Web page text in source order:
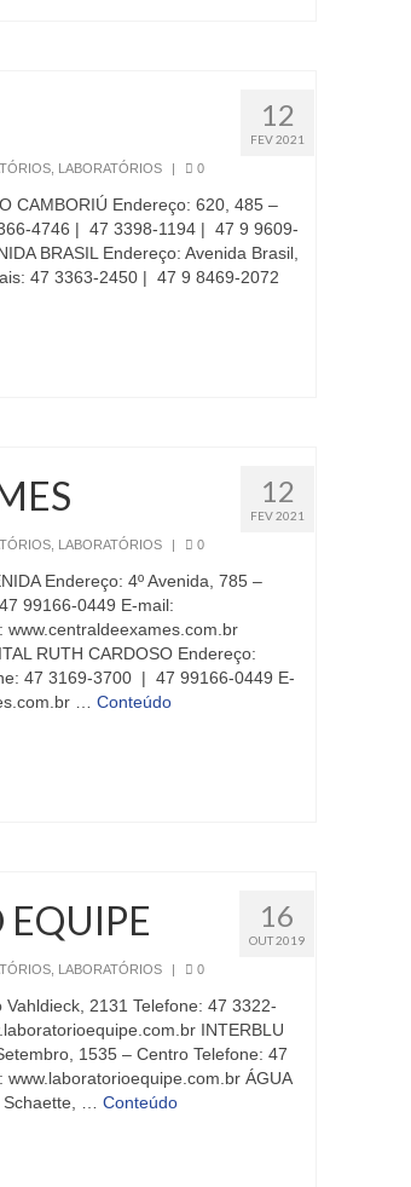
12
FEV 2021
, LABORATÓRIOS | 0
CAMBORIÚ Endereço: 620, 485 –
4746 | 47 3398-1194 | 47 9 9609-
BRASIL Endereço: Avenida Brasil,
47 3363-2450 | 47 9 8469-2072
12
FEV 2021
, LABORATÓRIOS | 0
Endereço: 4º Avenida, 785 –
99166-0449 E-mail:
RUTH CARDOSO Endereço:
47 3169-3700 | 47 99166-0449 E-
… Conteúdo
16
OUT 2019
, LABORATÓRIOS | 0
2131 Telefone: 47 3322-
INTERBLU
1535 – Centro Telefone: 47
ÁGUA
Schaette, … Conteúdo